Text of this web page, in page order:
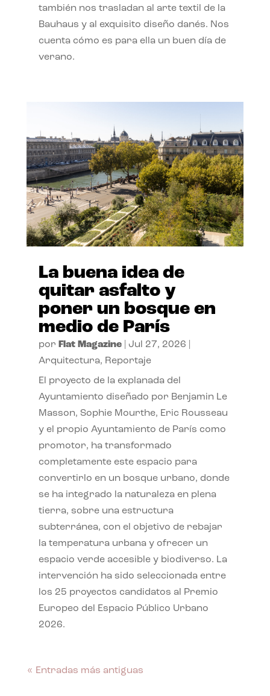
también nos trasladan al arte textil de la
Bauhaus y al exquisito diseño danés. Nos
cuenta cómo es para ella un buen día de
verano.
La buena idea de
quitar asfalto y
poner un bosque en
medio de París
por Flat Magazine| Jul 27, 2026
Arquitectura, Reportaje
El proyecto de la explanada del
Ayuntamiento diseñado por Benjamin Le
Masson, Sophie Mourthe, Eric Rousseau
y el propio Ayuntamiento de París como
promotor, ha transformado
completamente este espacio para
convertirlo en un bosque urbano, donde
se ha integrado la naturaleza en plena
tierra, sobre una estructura
subterránea, con el objetivo de rebajar
la temperatura urbana y ofrecer un
espacio verde accesible y biodiverso. La
intervención ha sido seleccionada entre
los 25 proyectos candidatos al Premio
Europeo del Espacio Público Urbano
2026.
« Entradas más antiguas